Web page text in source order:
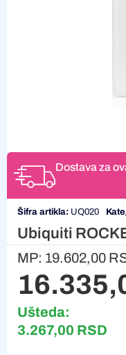
Dostava za
Šifra artikla: UQ020
Ubiquiti
MP: 19.602,00
Ušteda:
3.267,00 RSD